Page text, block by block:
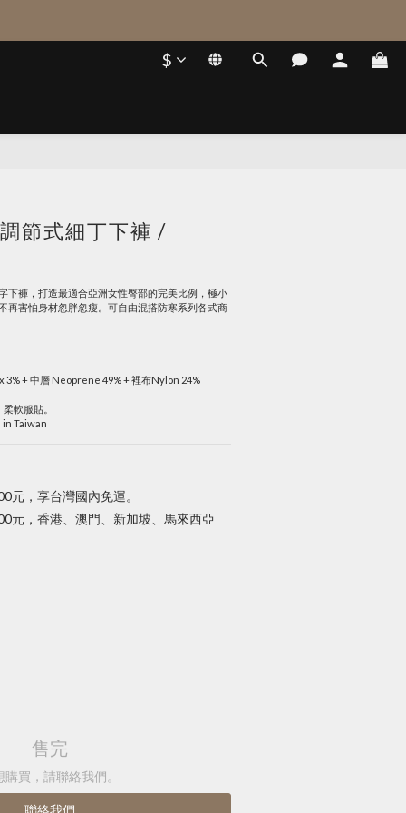
$
節式細丁下褲 /
下褲，打造最適合亞洲女性臀部的完美比例，極小
再害怕身材忽胖忽瘦。可自由混搭防寒系列各式商
3% + 中層 Neoprene 49% + 裡布Nylon 24%
軟服貼。
Taiwan
元，享台灣國內免運。
元，香港、澳門、新加坡、馬來西亞
售完
購買，請聯絡我們。
聯絡我們